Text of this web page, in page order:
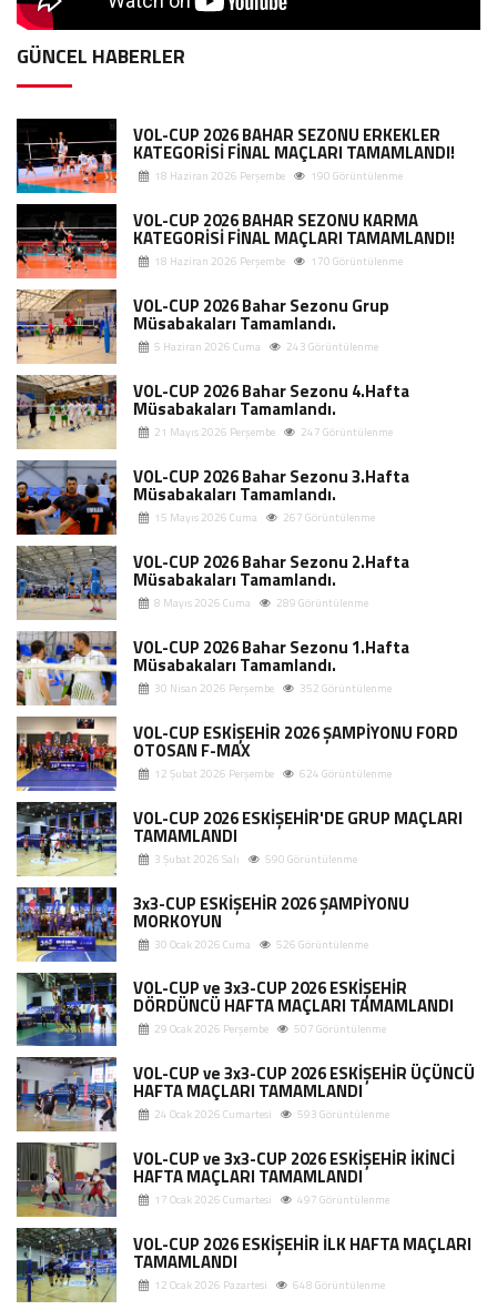
GÜNCEL HABERLER
VOL-CUP 2026 BAHAR SEZONU ERKEKLER
KATEGORİSİ FİNAL MAÇLARI TAMAMLANDI!
18 Haziran 2026 Perşembe 190 Görüntülenme
VOL-CUP 2026 BAHAR SEZONU KARMA
KATEGORİSİ FİNAL MAÇLARI TAMAMLANDI!
18 Haziran 2026 Perşembe 170 Görüntülenme
VOL-CUP 2026 Bahar Sezonu Grup
Müsabakaları Tamamlandı.
5 Haziran 2026 Cuma 243 Görüntülenme
VOL-CUP 2026 Bahar Sezonu 4.Hafta
Müsabakaları Tamamlandı.
21 Mayıs 2026 Perşembe 247 Görüntülenme
VOL-CUP 2026 Bahar Sezonu 3.Hafta
Müsabakaları Tamamlandı.
15 Mayıs 2026 Cuma 267 Görüntülenme
VOL-CUP 2026 Bahar Sezonu 2.Hafta
Müsabakaları Tamamlandı.
8 Mayıs 2026 Cuma 289 Görüntülenme
VOL-CUP 2026 Bahar Sezonu 1.Hafta
Müsabakaları Tamamlandı.
30 Nisan 2026 Perşembe 352 Görüntülenme
VOL-CUP ESKİŞEHİR 2026 ŞAMPİYONU FORD
OTOSAN F-MAX
12 Şubat 2026 Perşembe 624 Görüntülenme
VOL-CUP 2026 ESKİŞEHİR'DE GRUP MAÇLARI
TAMAMLANDI
3 Şubat 2026 Salı 590 Görüntülenme
3x3-CUP ESKİŞEHİR 2026 ŞAMPİYONU
MORKOYUN
30 Ocak 2026 Cuma 526 Görüntülenme
VOL-CUP ve 3x3-CUP 2026 ESKİŞEHİR
DÖRDÜNCÜ HAFTA MAÇLARI TAMAMLANDI
29 Ocak 2026 Perşembe 507 Görüntülenme
VOL-CUP ve 3x3-CUP 2026 ESKİŞEHİR ÜÇÜNCÜ
HAFTA MAÇLARI TAMAMLANDI
24 Ocak 2026 Cumartesi 593 Görüntülenme
VOL-CUP ve 3x3-CUP 2026 ESKİŞEHİR İKİNCİ
HAFTA MAÇLARI TAMAMLANDI
17 Ocak 2026 Cumartesi 497 Görüntülenme
VOL-CUP 2026 ESKİŞEHİR İLK HAFTA MAÇLARI
TAMAMLANDI
12 Ocak 2026 Pazartesi 648 Görüntülenme